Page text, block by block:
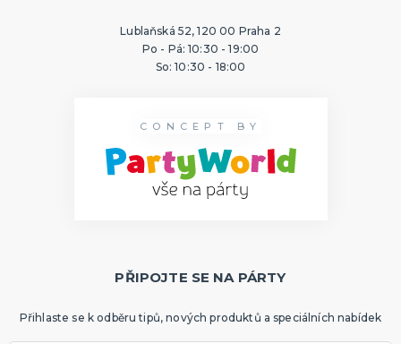
Lublaňská 52, 120 00 Praha 2
Po - Pá: 10:30 - 19:00
So: 10:30 - 18:00
CONCEPT BY
PŘIPOJTE SE NA PÁRTY
Přihlaste se k odběru tipů, nových produktů a speciálních nabídek